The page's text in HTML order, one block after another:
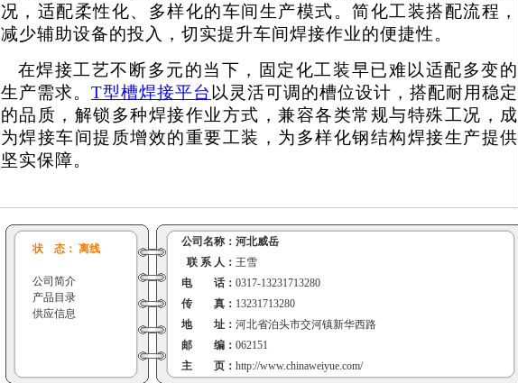
况，适配柔性化、多样化的车间生产模式。简化工装搭配流程，
减少辅助设备的投入，切实提升车间焊接作业的便捷性。
在焊接工艺不断多元的当下，固定化工装早已难以适配多变的
生产需求。 T型槽焊接平台 以灵活可调的槽位设计，搭配耐用稳定
的品质，解锁多种焊接作业方式，兼容各类常规与特殊工况，成
为焊接车间提质增效的重要工装，为多样化钢结构焊接生产提供
坚实保障。
状 态： 离线
公司简介
产品目录
供应信息
公司名称： 河北威岳
联 系 人： 王雪
电 话： 0317-13231713280
传 真： 13231713280
地 址： 河北省泊头市交河镇新华西路
邮 编： 062151
主 页： http://www.chinaweiyue.com/